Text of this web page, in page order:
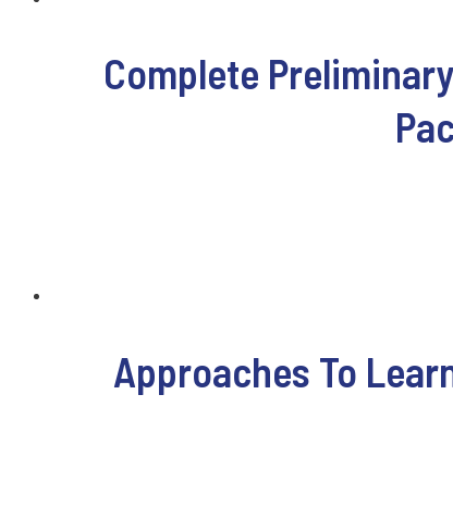
Complete
Approaches To